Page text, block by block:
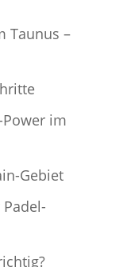
Taunus –
im
Gebiet